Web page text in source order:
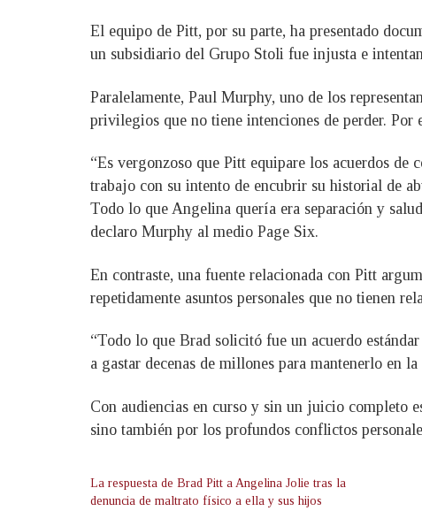
El equipo de Pitt, por su parte, ha presentado
un subsidiario del Grupo Stoli fue injusta e
Paralelamente, Paul Murphy, uno de los
privilegios que no tiene intenciones de perder. Por
“Es vergonzoso que Pitt equipare los acuerdos
trabajo con su intento de encubrir su historial de
Todo lo que Angelina quería era separación y
declaro Murphy al medio Page Six.
En contraste, una fuente relacionada con Pitt
repetidamente asuntos personales que no tienen
“Todo lo que Brad solicitó fue un acuerdo
a gastar decenas de millones para mantenerlo en
Con audiencias en curso y sin un juicio completo
sino también por los profundos conflictos
La respuesta de Brad Pitt a Angelina Jolie tras la
denuncia de maltrato físico a ella y sus hijos